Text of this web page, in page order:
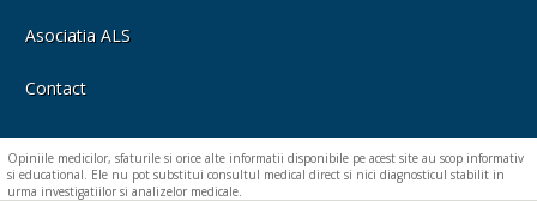
Asociatia ALS
Contact
Opiniile medicilor, sfaturile si orice alte informatii disponibile pe acest site au scop informativ
si educational. Ele nu pot substitui consultul medical direct si nici diagnosticul stabilit in
urma investigatiilor si analizelor medicale.